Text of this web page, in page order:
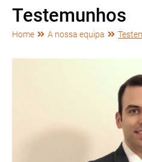
Testemunhos
Home A nossa equipa